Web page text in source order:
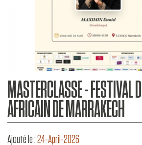
MASTERCLASSE - FESTIVAL
AFRICAIN DE MARRAKECH
Ajouté le :24-April-2026